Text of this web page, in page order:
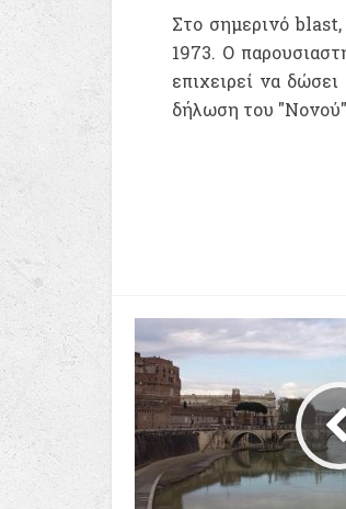
Στο σημερινό
1973. Ο
επιχειρεί να
δήλωση του